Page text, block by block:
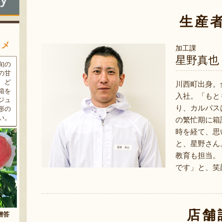
生産
加工課
星野真也
川西町出身
入社。「も
り、カルパ
の繁忙期に
時を経て、
と、星野さ
教育も担当
です」と、
店舗
件
ン
か
厚
。
の
三和油脂の看板商品「まいに
ちのこめ油」は、新鮮な国産
の「米ぬか」から作られた食
用油。油特有の臭いやクセが
なく、食材の美味しさを引き
立てます。一度使えば、毎日
使いたくなること間違いなし
果樹栽培が盛んな東根市で育
った「白桃」。あえて大玉で
はなく、美味しさや食感を重
視した「中玉」にこだわって
栽培しています。「陽夏妃」
や「川中島白桃」など、その
時期に旬の品種をお届けしま